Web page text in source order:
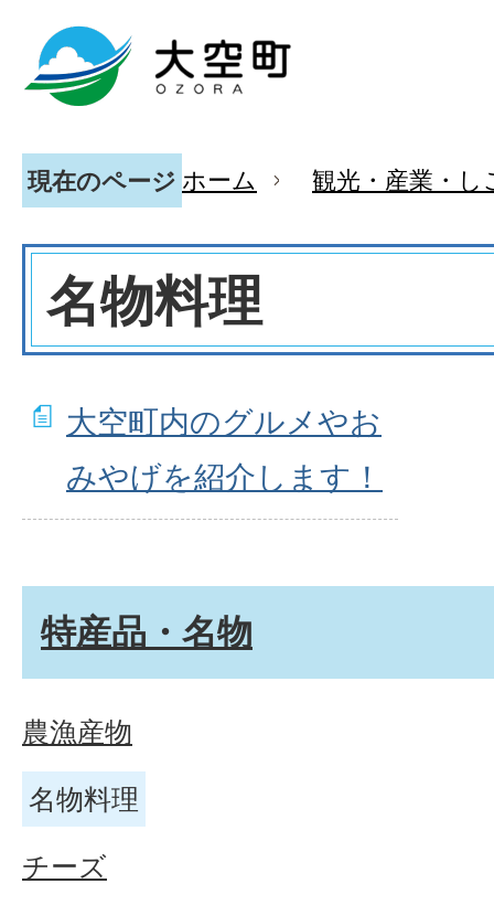
現在のページ ホーム 観光・産業・し
名物料理
大空町内のグルメやお
みやげを紹介します！
特産品・名物
農漁産物
名物料理
チーズ